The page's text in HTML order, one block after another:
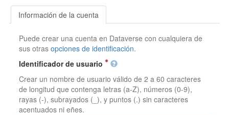
Información de la cuenta
Puede crear una cuenta en Dataverse con cualquiera de
sus otrasopciones de identificación.
Identificador de usuario
Crear un nombre de usuario válido de 2 a 60 caracteres
de longitud que contenga letras (a-Z), números (0-9),
rayas (-), subrayados (_), y puntos (.) sin caracteres
acentuados ni eñes.